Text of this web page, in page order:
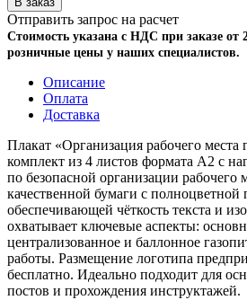
Отправить запрос на расчет
Стоимость указана с НДС при заказе от
розничные цены у наших специалистов.
Описание
Оплата
Доставка
Плакат «Организация рабочего
комплект из 4 листов формата А2 с
по безопасной организации рабочего
качественной бумаги с полноцветной
обеспечивающей чёткость текста и
охватывает ключевые аспекты:
централизованное и баллонное
работы. Размещение логотипа
бесплатно. Идеально подходит для
постов и прохождения инструктажей.